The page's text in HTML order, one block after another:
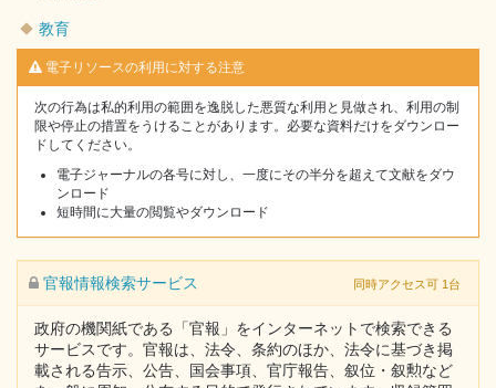
教育
電子リソースの利用に対する注意
次の行為は私的利用の範囲を逸脱した悪質な利用と見做され、利用の制
限や停止の措置をうけることがあります。必要な資料だけをダウンロー
ドしてください。
電子ジャーナルの各号に対し、一度にその半分を超えて文献をダウ
ンロード
短時間に大量の閲覧やダウンロード
官報情報検索サービス 同時アクセス可 1台
政府の機関紙である「官報」をインターネットで検索できる
サービスです。官報は、法令、条約のほか、法令に基づき掲
載される告示、公告、国会事項、官庁報告、叙位・叙勲など